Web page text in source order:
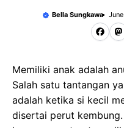
Bella Sungkawa
F
c
e
b
s
t
o
Memiliki anak adalah
Salah satu tantangan
adalah ketika si kecil
disertai perut